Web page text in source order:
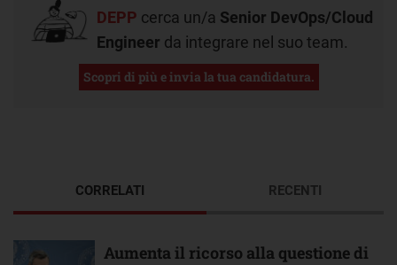
DEPP cerca un/a Senior DevOps/Cloud
Engineer da integrare nel suo team.
Scopri di più e invia la tua candidatura.
CORRELATI
Aumenta il ricorso alla questione di
RECENTI